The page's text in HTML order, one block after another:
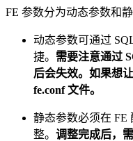
FE 参数分为动态参数和静
动态参数可通过
捷。 需要注意通过
后会失效。如果想
fe.conf 文件。
静态参数必须在 FE
整。 调整完成后，